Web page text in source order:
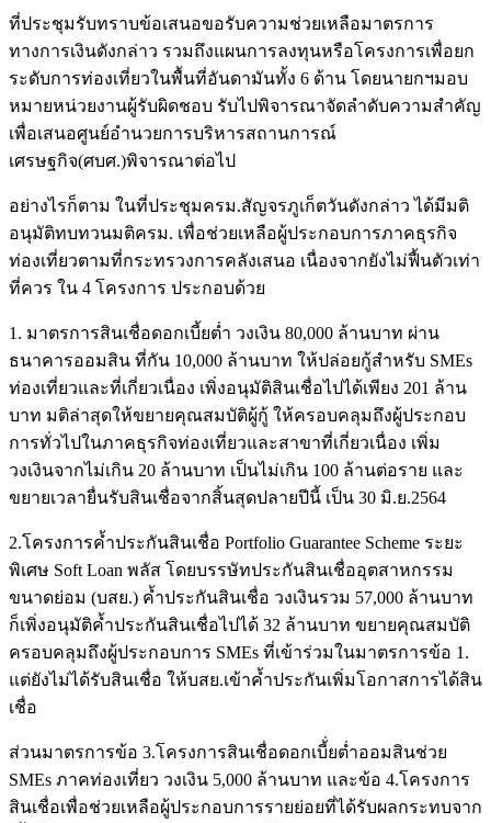
ที่ประชุมรับทราบข้อเสนอขอรับความช่วยเหลือมาตรการ
ทางการเงินดังกล่าว รวมถึงแผนการลงทุนหรือโครงการเพื่อยก
ระดับการท่องเที่ยวในพื้นที่อันดามันทั้ง 6 ด้าน โดยนายกฯมอบ
หมายหน่วยงานผู้รับผิดชอบ รับไปพิจารณาจัดลำดับความสำคัญ
เพื่อเสนอศูนย์อำนวยการบริหารสถานการณ์
เศรษฐกิจ(ศบศ.)พิจารณาต่อไป
อย่างไรก็ตาม ในที่ประชุมครม.สัญจรภูเก็ตวันดังกล่าว ได้มีมติ
อนุมัติทบทวนมติครม. เพื่อช่วยเหลือผู้ประกอบการภาคธุรกิจ
ท่องเที่ยวตามที่กระทรวงการคลังเสนอ เนื่องจากยังไม่ฟื้นตัวเท่า
ที่ควร ใน 4 โครงการ ประกอบด้วย
1. มาตรการสินเชื่อดอกเบี้ยต่ำ วงเงิน 80,000 ล้านบาท ผ่าน
ธนาคารออมสิน ที่กัน 10,000 ล้านบาท ให้ปล่อยกู้สำหรับ SMEs
ท่องเที่ยวและที่เกี่ยวเนื่อง เพิ่งอนุมัติสินเชื่อไปได้เพียง 201 ล้าน
บาท มติล่าสุดให้ขยายคุณสมบัติผู้กู้ ให้ครอบคลุมถึงผู้ประกอบ
การทั่วไปในภาคธุรกิจท่องเที่ยวและสาขาที่เกี่ยวเนื่อง เพิ่ม
วงเงินจากไม่เกิน 20 ล้านบาท เป็นไม่เกิน 100 ล้านต่อราย และ
ขยายเวลายื่นรับสินเชื่อจากสิ้นสุดปลายปีนี้ เป็น 30 มิ.ย.2564
2.โครงการค้ำประกันสินเชื่อ Portfolio Guarantee Scheme ระยะ
พิเศษ Soft Loan พลัส โดยบรรษัทประกันสินเชื่ออุตสาหกรรม
ขนาดย่อม (บสย.) ค้ำประกันสินเชื่อ วงเงินรวม 57,000 ล้านบาท
ก็เพิ่งอนุมัติค้ำประกันสินเชื่อไปได้ 32 ล้านบาท ขยายคุณสมบัติ
ครอบคลุมถึงผู้ประกอบการ SMEs ที่เข้าร่วมในมาตรการข้อ 1.
แต่ยังไม่ได้รับสินเชื่อ ให้บสย.เข้าค้ำประกันเพิ่มโอกาสการได้สิน
เชื่อ
ส่วนมาตรการข้อ 3.โครงการสินเชื่อดอกเบี้่ยต่ำออมสินช่วย
SMEs ภาคท่องเที่ยว วงเงิน 5,000 ล้านบาท และข้อ 4.โครงการ
สินเชื่อเพื่อช่วยเหลือผู้ประกอบการรายย่อยที่ได้รับผลกระทบจาก